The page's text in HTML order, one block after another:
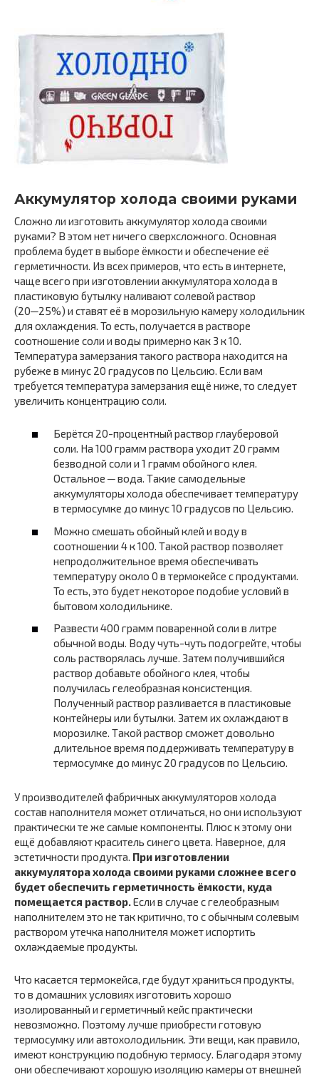
Аккумулятор холода своими руками
Сложно ли изготовить аккумулятор холода своими
руками? В этом нет ничего сверхсложного. Основная
проблема будет в выборе ёмкости и обеспечение её
герметичности. Из всех примеров, что есть в интернете,
чаще всего при изготовлении аккумулятора холода в
пластиковую бутылку наливают солевой раствор
(20─25%) и ставят её в морозильную камеру холодильник
для охлаждения. То есть, получается в растворе
соотношение соли и воды примерно как 3 к 10.
Температура замерзания такого раствора находится на
рубеже в минус 20 градусов по Цельсию. Если вам
требуется температура замерзания ещё ниже, то следует
увеличить концентрацию соли.
Берётся 20-процентный раствор глауберовой
соли. На 100 грамм раствора уходит 20 грамм
безводной соли и 1 грамм обойного клея.
Остальное ─ вода. Такие самодельные
аккумуляторы холода обеспечивает температуру
в термосумке до минус 10 градусов по Цельсию.
Можно смешать обойный клей и воду в
соотношении 4 к 100. Такой раствор позволяет
непродолжительное время обеспечивать
температуру около 0 в термокейсе с продуктами.
То есть, это будет некоторое подобие условий в
бытовом холодильнике.
Развести 400 грамм поваренной соли в литре
обычной воды. Воду чуть-чуть подогрейте, чтобы
соль растворялась лучше. Затем получившийся
раствор добавьте обойного клея, чтобы
получилась гелеобразная консистенция.
Полученный раствор разливается в пластиковые
контейнеры или бутылки. Затем их охлаждают в
морозилке. Такой раствор сможет довольно
длительное время поддерживать температуру в
термосумке до минус 20 градусов по Цельсию.
У производителей фабричных аккумуляторов холода
состав наполнителя может отличаться, но они используют
практически те же самые компоненты. Плюс к этому они
ещё добавляют краситель синего цвета. Наверное, для
эстетичности продукта. При изготовлении
аккумулятора холода своими руками сложнее всего
будет обеспечить герметичность ёмкости, куда
помещается раствор.Если в случае с гелеобразным
наполнителем это не так критично, то с обычным солевым
раствором утечка наполнителя может испортить
охлаждаемые продукты.
Что касается термокейса, где будут храниться продукты,
то в домашних условиях изготовить хорошо
изолированный и герметичный кейс практически
невозможно. Поэтому лучше приобрести готовую
термосумку или автохолодильник. Эти вещи, как правило,
имеют конструкцию подобную термосу. Благодаря этому
они обеспечивают хорошую изоляцию камеры от внешней